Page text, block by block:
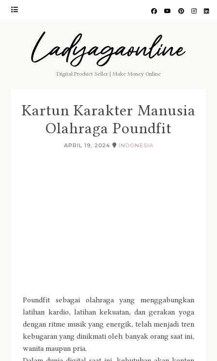
Ladyagaonline
Digital Product Seller | Make Money Online
Kartun Karakter Manusia
Olahraga Poundfit
APRIL 19, 2024 INDONESIA
Poundfit sebagai olahraga yang menggabungkan
latihan kardio, latihan kekuatan, dan gerakan yoga
dengan ritme musik yang energik, telah menjadi tren
kebugaran yang dinikmati oleh banyak orang saat ini,
wanita maupun pria.